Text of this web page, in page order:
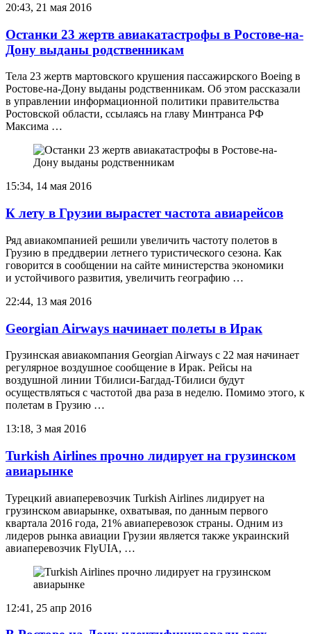
20:43, 21 мая 2016
Останки 23 жертв авиакатастрофы в Ростове-на-
Дону выданы родственникам
Тела 23 жертв мартовского крушения пассажирского Boeing в
Ростове-на-Дону выданы родственникам. Об этом рассказали
в управлении информационной политики правительства
Ростовской области, ссылаясь на главу Минтранса РФ
Максима …
15:34, 14 мая 2016
К лету в Грузии вырастет частота авиарейсов
Ряд авиакомпанией решили увеличить частоту полетов в
Грузию в преддверии летнего туристического сезона. Как
говорится в сообщении на сайте министерства экономики
и устойчивого развития, увеличить географию …
22:44, 13 мая 2016
Georgian Airways начинает полеты в Ирак
Грузинская авиакомпания Georgian Airways с 22 мая начинает
регулярное воздушное сообщение в Ирак. Рейсы на
воздушной линии Тбилиси-Багдад-Тбилиси будут
осуществляться с частотой два раза в неделю. Помимо этого, к
полетам в Грузию …
13:18, 3 мая 2016
Turkish Airlines прочно лидирует на грузинском
авиарынке
Турецкий авиаперевозчик Turkish Airlines лидирует на
грузинском авиарынке, охватывая, по данным первого
квартала 2016 года, 21% авиаперевозок страны. Одним из
лидеров рынка авиации Грузии является также украинский
авиаперевозчик FlyUIA, …
12:41, 25 апр 2016